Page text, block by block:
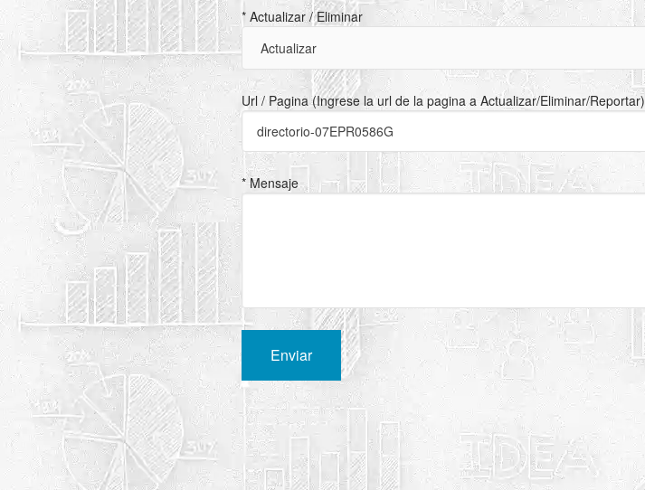
* Actualizar / Eliminar
Url / Pagina (Ingrese la url de la pagina a Actualizar/Eliminar/Reportar)
* Mensaje
Enviar